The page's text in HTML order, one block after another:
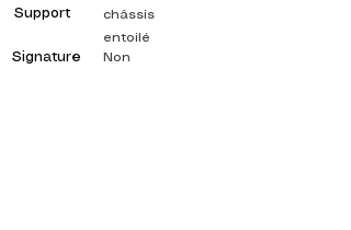
Support
Signature
châssis
entoilé
Non